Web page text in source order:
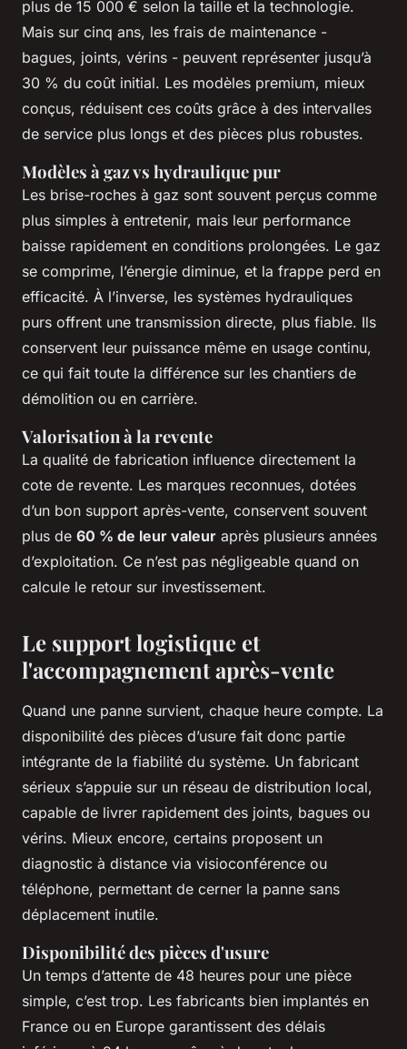
plus de 15 000 € selon la taille et la technologie.
Mais sur cinq ans, les frais de maintenance -
bagues, joints, vérins - peuvent représenter jusqu’à
30 % du coût initial. Les modèles premium, mieux
conçus, réduisent ces coûts grâce à des intervalles
de service plus longs et des pièces plus robustes.
Modèles à gaz vs hydraulique pur
Les brise-roches à gaz sont souvent perçus comme
plus simples à entretenir, mais leur performance
baisse rapidement en conditions prolongées. Le gaz
se comprime, l’énergie diminue, et la frappe perd en
efficacité. À l’inverse, les systèmes hydrauliques
purs offrent une transmission directe, plus fiable. Ils
conservent leur puissance même en usage continu,
ce qui fait toute la différence sur les chantiers de
démolition ou en carrière.
Valorisation à la revente
La qualité de fabrication influence directement la
cote de revente. Les marques reconnues, dotées
d’un bon support après-vente, conservent souvent
plus de 60 % de leur valeur après plusieurs années
d’exploitation. Ce n’est pas négligeable quand on
calcule le retour sur investissement.
Le support logistique et
l'accompagnement après-vente
Quand une panne survient, chaque heure compte. La
disponibilité des pièces d’usure fait donc partie
intégrante de la fiabilité du système. Un fabricant
sérieux s’appuie sur un réseau de distribution local,
capable de livrer rapidement des joints, bagues ou
vérins. Mieux encore, certains proposent un
diagnostic à distance via visioconférence ou
téléphone, permettant de cerner la panne sans
déplacement inutile.
Disponibilité des pièces d'usure
Un temps d’attente de 48 heures pour une pièce
simple, c’est trop. Les fabricants bien implantés en
France ou en Europe garantissent des délais